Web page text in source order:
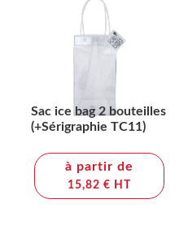
Sac ice bag 2 bouteilles
(+Sérigraphie TC11)
à partir de
15,82 € HT